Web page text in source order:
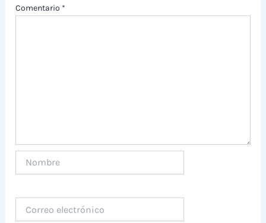
Comentario *
electrónico